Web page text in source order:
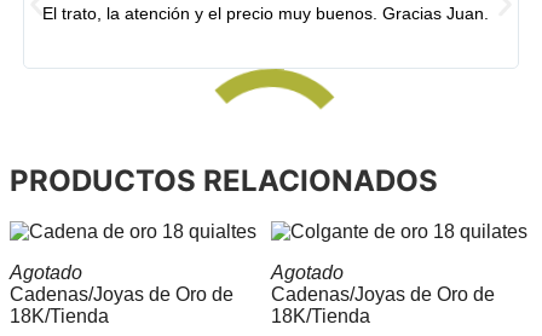
El trato, la atención y el precio muy buenos. Gracias Juan.
PRODUCTOS RELACIONADOS
Agotado
Cadenas/Joyas de Oro de
18K/Tienda
Agotado
Cadenas/Joyas de Oro de
18K/Tienda